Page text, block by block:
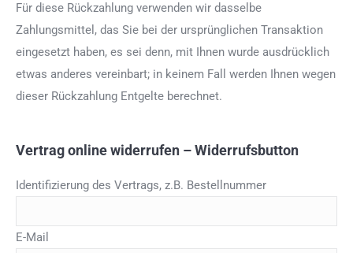
Für diese Rückzahlung verwenden wir dasselbe
Zahlungsmittel, das Sie bei der ursprünglichen Transaktion
eingesetzt haben, es sei denn, mit Ihnen wurde ausdrücklich
etwas anderes vereinbart; in keinem Fall werden Ihnen wegen
dieser Rückzahlung Entgelte berechnet.
Vertrag online widerrufen – Widerrufsbutton
Identifizierung des Vertrags, z.B. Bestellnummer
E-Mail